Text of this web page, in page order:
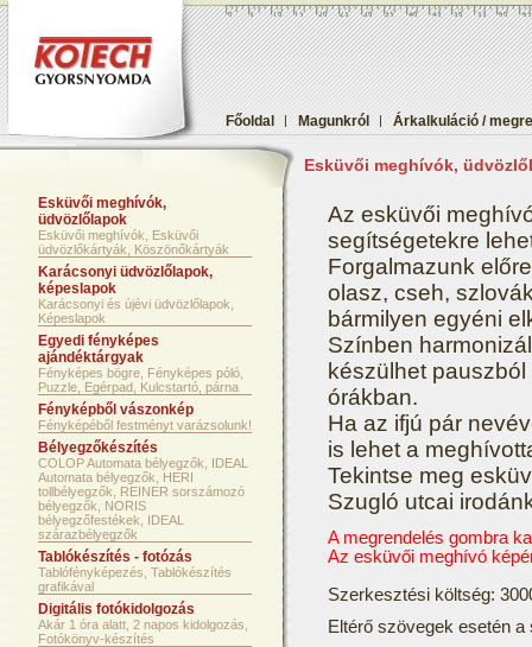
Főoldal | Magunkról | Árkalkuláció /
Esküvői meghívók,
Esküvői meghívók,
üdvözlőlapok
Esküvői meghívók, Esküvői
üdvözlőkártyák, Köszönőkártyák
Karácsonyi üdvözlőlapok,
képeslapok
Karácsonyi és újévi üdvözlőlapok,
Képeslapok
Egyedi fényképes
ajándéktárgyak
Fényképes bögre, Fényképes póló,
Puzzle, Egérpad, Kulcstartó, párna
Fényképből vászonkép
Fényképéből festményt varázsolunk!
Bélyegzőkészítés
COLOP Automata bélyegzők, IDEAL
Automata bélyegzők, HERI
tollbélyegzők, REINER sorszámozó
bélyegzők, NORIS
bélyegzőfestékek, IDEAL
szárazbélyegzők
Tablókészítés - fotózás
Tablófényképezés, Tablókészítés
grafikával
Digitális fotókidolgozás
Akár 1 óra alatt, 2 napos kidolgozás,
Fotókönyv-készítés
Az esküvői
segítségetekre
Forgalmazunk
olasz, cseh,
bármilyen egyéni
Színben
készülhet
órákban.
Ha az ifjú pár
is lehet a
Tekintse meg
Szugló utcai
A megrendelés gombra
Az esküvői meghívó
Szerkesztési költség:
Eltérő szövegek esetén